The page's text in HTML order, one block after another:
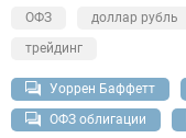
ОФЗ
доллар рубль
трейдинг
Уоррен Баффетт
ОФЗ облигации